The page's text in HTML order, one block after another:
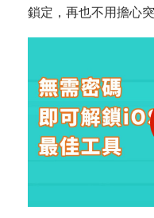
鎖定，再也不用擔心